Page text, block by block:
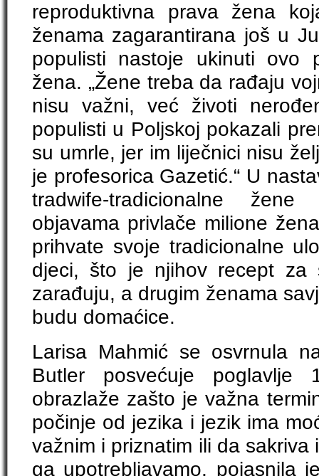
reproduktivna prava žena
ženama zagarantirana još u
populisti nastoje ukinuti ovo
žena. „Žene treba da rađaju
nisu važni, već životi
populisti u Poljskoj pokazali
su umrle, jer im liječnici nisu
je profesorica Gazetić.“ U
tradwife-tradicionalne
objavama privlače milione
prihvate svoje tradicionalne
djeci, što je njihov recept za
zarađuju, a drugim ženama
budu domaćice.
Larisa Mahmić se osvrnula
Butler posvećuje
obrazlaže zašto je važna
počinje od jezika i jezik ima
važnim i priznatim ili da sakriva
ga upotrebljavamo, pojasnila